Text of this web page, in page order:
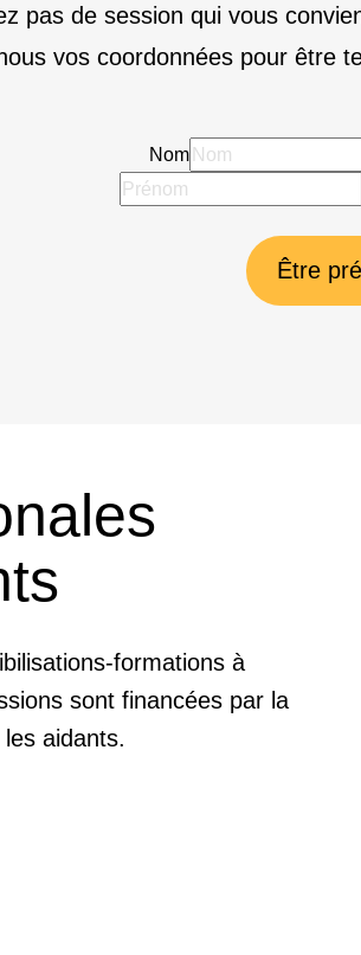
pas de session qui vous
vos coordonnées pour être
Nom
Être
formations à
sont financées par la
aidants.